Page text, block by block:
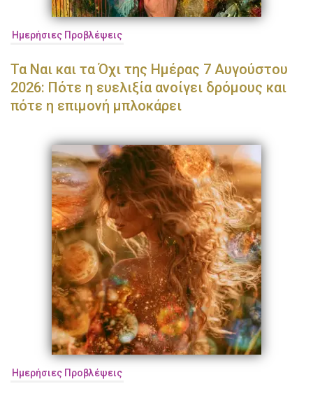
Ημερήσιες Προβλέψεις
Τα Ναι και τα Όχι της Ημέρας 7 Αυγούστου
2026: Πότε η ευελιξία ανοίγει δρόμους και
πότε η επιμονή μπλοκάρει
Ημερήσιες Προβλέψεις